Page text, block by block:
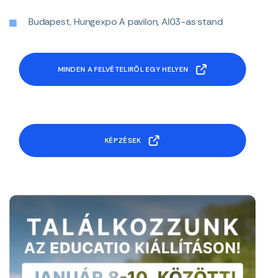
Budapest, Hungexpo A pavilon, AI03-as stand
MINDEN A FELVÉTELIRŐL EGY HELYEN
KÉPZÉSEK